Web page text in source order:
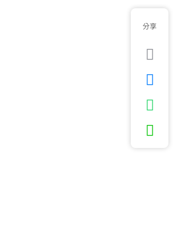
分享